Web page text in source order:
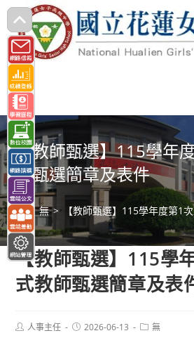
跳
轉
至
主
要
內
容 【教師甄選】115學年
師甄選簡章及表件
> 無 > 【教師甄選】115學年度第1
【教師甄選】115學
式教師甄選簡章及表
Post人事主任
Post2026-06-13
Post無